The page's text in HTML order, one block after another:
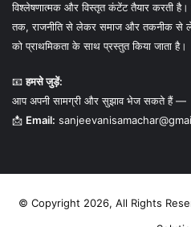
विश्लेषणात्मक और विस्तृत कंटेंट तैयार करती है।
तक, राजनीति से लेकर समाज और तकनीक से
को प्राथमिकता के साथ प्रस्तुत किया जाता है।
📧हमसे जुड़ें:
आप अपनी सामग्री और सुझाव भेज सकते हैं —
📩 Email:
© Copyright 2026, All Rights